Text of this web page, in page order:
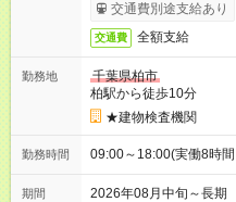
交通費別途支給あり
交通費 全額支給
勤務地
千葉県柏市
柏駅から徒歩10分
★建物検査機関
勤務時間 09:00～18:00(実働8時
期間 2026年08月中旬～長